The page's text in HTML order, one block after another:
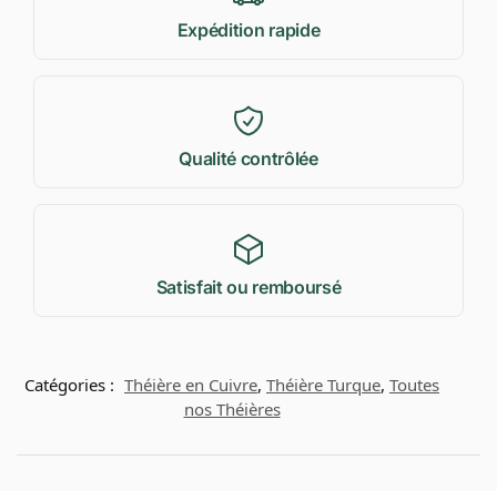
Expédition rapide
Qualité contrôlée
Satisfait ou remboursé
Catégories : Théière en Cuivre, Théière Turque, Toutes
nos Théières